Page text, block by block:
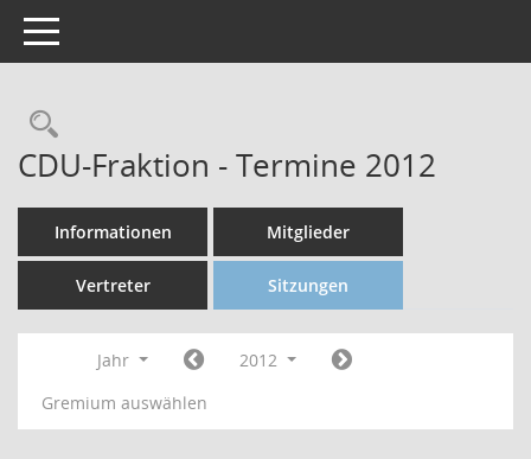
Toggle navigation
CDU-Fraktion - Termine 2012
Informationen Mitglieder
Vertreter Sitzungen
Jahr
2012
Gremium auswählen